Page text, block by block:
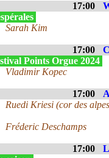
17:00
Sarah Kim
17:00
Points Orgue 2024
Vladimir Kopec
17:00
Ruedi Kriesi (cor des
Fréderic Deschamps
17:00